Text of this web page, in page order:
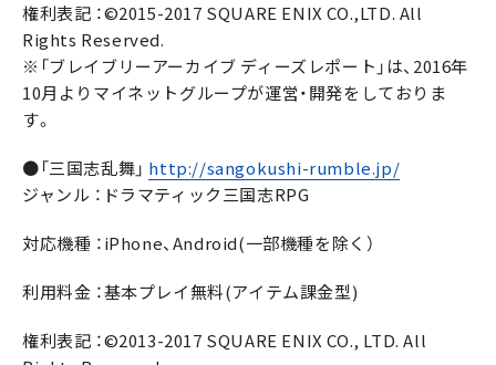
権利表記 ：©2015-2017 SQUARE ENIX CO.,LTD. All
Rights Reserved.
※「ブレイブリーアーカイブ ディーズレポート」は、2016年
10月よりマイネットグループが運営・開発をしておりま
す。
●「三国志乱舞」 http://sangokushi-rumble.jp/
ジャンル ：ドラマティック三国志RPG
対応機種 ：iPhone、Android(一部機種を除く）
利用料金 ：基本プレイ無料(アイテム課金型)
権利表記 ：©2013-2017 SQUARE ENIX CO., LTD. All